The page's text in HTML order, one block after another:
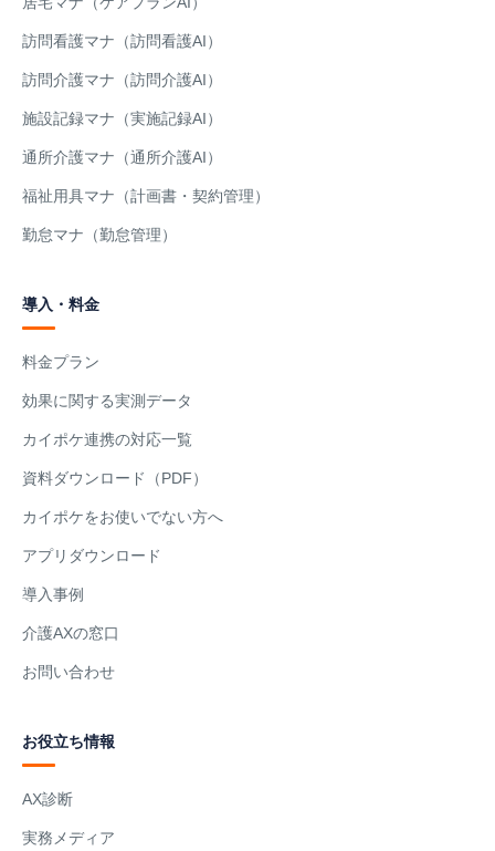
訪問看護マナ（訪問看護AI）
訪問介護マナ（訪問介護AI）
施設記録マナ（実施記録AI）
通所介護マナ（通所介護AI）
福祉用具マナ（計画書・契約管理）
勤怠マナ（勤怠管理）
導入・料金
料金プラン
効果に関する実測データ
カイポケ連携の対応一覧
資料ダウンロード（PDF）
カイポケをお使いでない方へ
アプリダウンロード
導入事例
介護AXの窓口
お問い合わせ
お役立ち情報
AX診断
実務メディア